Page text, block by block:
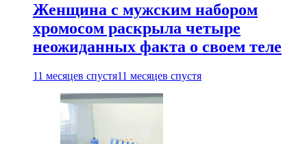
Женщина с мужским набором
хромосом раскрыла четыре
неожиданных факта о своем теле
11 месяцев спустя11 месяцев спустя